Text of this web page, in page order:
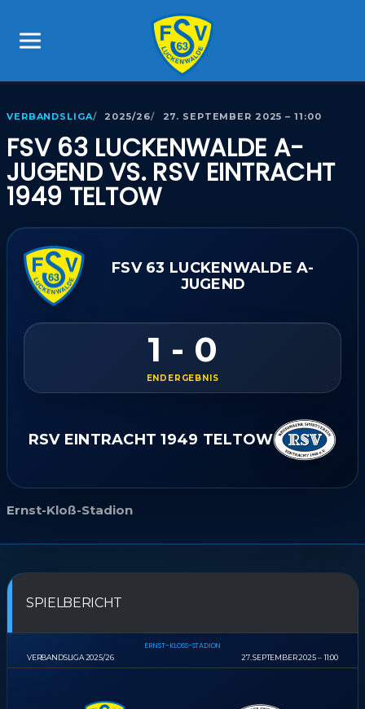
VERBANDSLIGA 2025/26 27. SEPTEMBER 2025 – 11:00
FSV 63 LUCKENWALDE A-
JUGEND VS. RSV EINTRACHT
1949 TELTOW
FSV 63 LUCKENWALDE A-
JUGEND
1 - 0
ENDERGEBNIS
RSV EINTRACHT 1949 TELTOW
Ernst-Kloß-Stadion
SPIELBERICHT
VERBANDSLIGA 2025/26
ERNST-KLOSS-STADION
27. SEPTEMBER 2025 11:00